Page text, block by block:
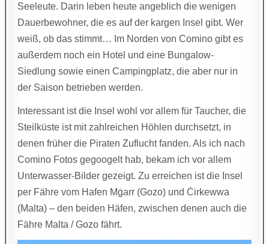
Seeleute. Darin leben heute angeblich die wenigen
Dauerbewohner, die es auf der kargen Insel gibt. Wer
weiß, ob das stimmt… Im Norden von Comino gibt es
außerdem noch ein Hotel und eine Bungalow-
Siedlung sowie einen Campingplatz, die aber nur in
der Saison betrieben werden.
Interessant ist die Insel wohl vor allem für Taucher, die
Steilküste ist mit zahlreichen Höhlen durchsetzt, in
denen früher die Piraten Zuflucht fanden. Als ich nach
Comino Fotos gegoogelt hab, bekam ich vor allem
Unterwasser-Bilder gezeigt. Zu erreichen ist die Insel
per Fähre vom Hafen Mġarr (Gozo) und Ċirkewwa
(Malta) – den beiden Häfen, zwischen denen auch die
Fähre Malta / Gozo fährt.